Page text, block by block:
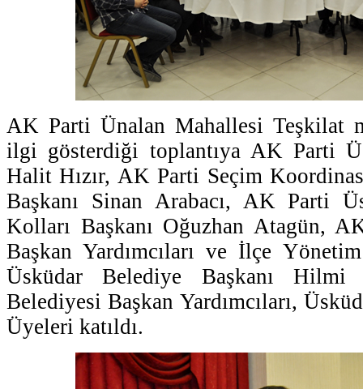
AK Parti Ünalan Mahallesi Teşkilat
ilgi gösterdiği toplantıya AK Parti
Halit Hızır, AK Parti Seçim
Başkanı Sinan Arabacı, AK Parti
Kolları Başkanı Oğuzhan Atagün,
Başkan Yardımcıları ve İlçe
Üsküdar Belediye Başkanı Hilmi
Belediyesi Başkan Yardımcıları,
Üyeleri katıldı.